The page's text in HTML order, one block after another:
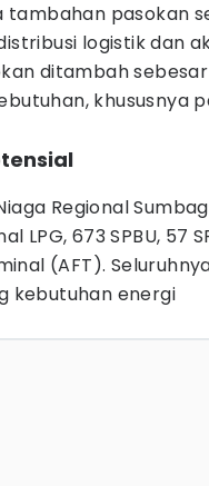
tambahan pasokan
logistik dan
ditambah
khususnya
Regional
LPG, 673 SPBU, 57
(AFT).
kebutuhan energi